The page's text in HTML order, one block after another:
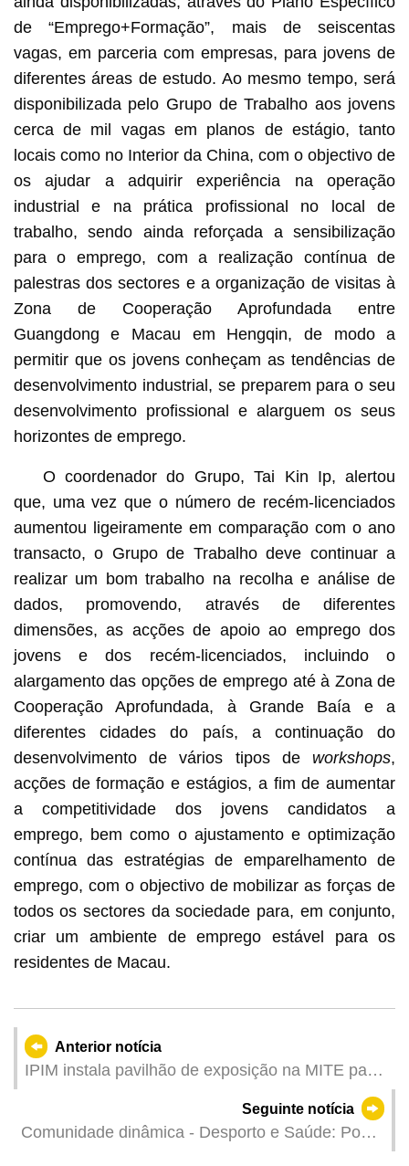
de “Emprego+Formação”, mais de seiscentas
vagas, em parceria com empresas, para jovens de
diferentes áreas de estudo. Ao mesmo tempo, será
disponibilizada pelo Grupo de Trabalho aos jovens
cerca de mil vagas em planos de estágio, tanto
locais como no Interior da China, com o objectivo de
os ajudar a adquirir experiência na operação
industrial e na prática profissional no local de
trabalho, sendo ainda reforçada a sensibilização
para o emprego, com a realização contínua de
palestras dos sectores e a organização de visitas à
Zona de Cooperação Aprofundada entre
Guangdong e Macau em Hengqin, de modo a
permitir que os jovens conheçam as tendências de
desenvolvimento industrial, se preparem para o seu
desenvolvimento profissional e alarguem os seus
horizontes de emprego.
O coordenador do Grupo, Tai Kin Ip, alertou
que, uma vez que o número de recém-licenciados
aumentou ligeiramente em comparação com o ano
transacto, o Grupo de Trabalho deve continuar a
realizar um bom trabalho na recolha e análise de
dados, promovendo, através de diferentes
dimensões, as acções de apoio ao emprego dos
jovens e dos recém-licenciados, incluindo o
alargamento das opções de emprego até à Zona de
Cooperação Aprofundada, à Grande Baía e a
diferentes cidades do país, a continuação do
desenvolvimento de vários tipos de workshops,
acções de formação e estágios, a fim de aumentar
a competitividade dos jovens candidatos a
emprego, bem como o ajustamento e optimização
contínua das estratégias de emparelhamento de
emprego, com o objectivo de mobilizar as forças de
todos os sectores da sociedade para, em conjunto,
criar um ambiente de emprego estável para os
residentes de Macau.
Anterior notícia
IPIM instala pavilhão de exposição na MITE para
promover o papel de Macau como “elo de ligação
infalível” na cooperação China Países de Língua
Portuguesa
Seguinte notícia
Comunidade dinâmica - Desporto e Saúde: Posto